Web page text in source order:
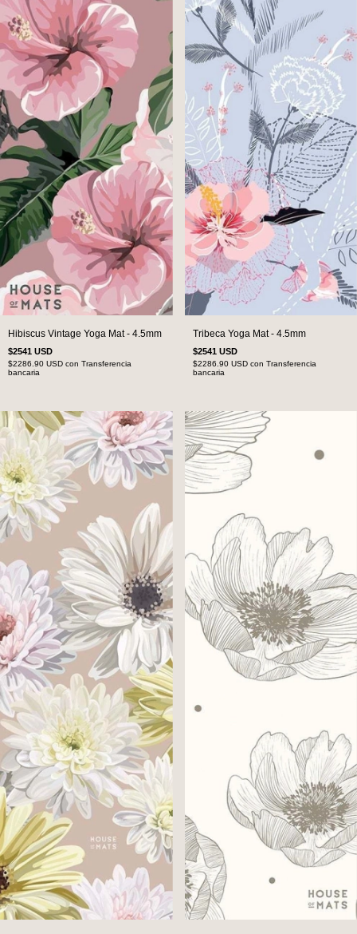
Hibiscus Vintage Yoga Mat - 4.5mm
$2541 USD
$2286.90 USD con Transferencia
bancaria
Tribeca Yoga Mat - 4.5mm
$2541 USD
$2286.90 USD con Transferencia
bancaria